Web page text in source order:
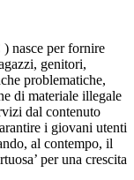
nasce per fornire
genitori,
problematiche,
di materiale illegale
dal contenuto
i giovani utenti
al contempo, il
per una crescita